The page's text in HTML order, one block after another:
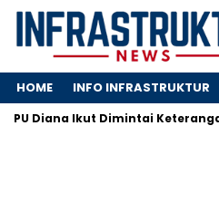
HOME INFO INFRASTRUKTUR
Ikut Dimintai Keterangan